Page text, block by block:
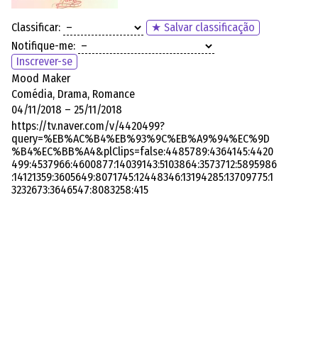
Classificar:
★ Salvar classificação
Notifique-me:
Inscrever-se
Mood Maker
Comédia, Drama, Romance
04/11/2018 – 25/11/2018
https://tv.naver.com/v/4420499?
query=%EB%AC%B4%EB%93%9C%EB%A9%94%EC%9D
%B4%EC%BB%A4&plClips=false:4485789:4364145:4420
499:4537966:4600877:14039143:5103864:3573712:5895986
:14121359:3605649:8071745:12448346:13194285:13709775:1
3232673:3646547:8083258:415